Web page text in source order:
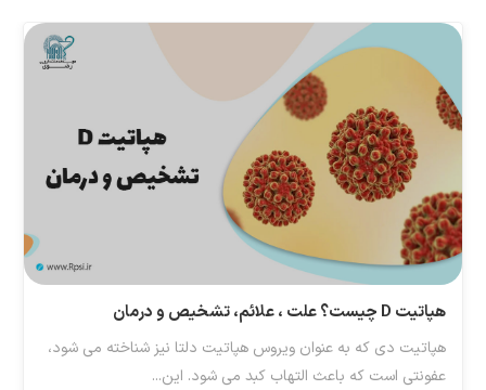
هپاتیت D چیست؟ علت ، علائم، تشخیص و درمان
هپاتیت دی که به عنوان ویروس هپاتیت دلتا نیز شناخته می شود،
عفونتی است که باعث التهاب کبد می شود. این...